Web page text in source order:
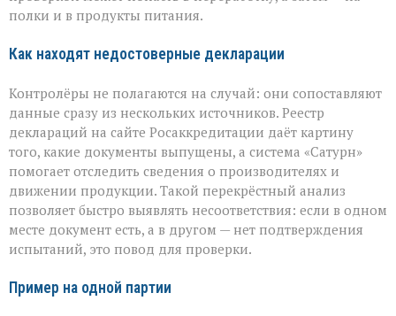
полки и в продукты питания.
Как находят недостоверные декларации
Контролёры не полагаются на случай: они сопоставляют
данные сразу из нескольких источников. Реестр
деклараций на сайте Росаккредитации даёт картину
того, какие документы выпущены, а система «Сатурн»
помогает отследить сведения о производителях и
движении продукции. Такой перекрёстный анализ
позволяет быстро выявлять несоответствия: если в одном
месте документ есть, а в другом — нет подтверждения
испытаний, это повод для проверки.
Пример на одной партии